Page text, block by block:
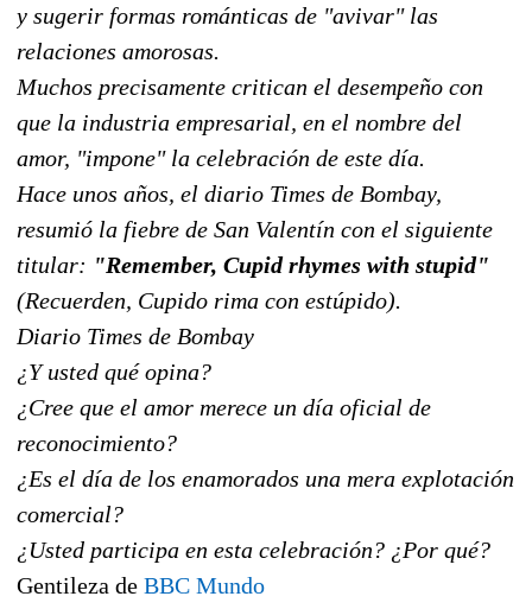
y sugerir formas románticas de "avivar" las
relaciones amorosas.
Muchos precisamente critican el desempeño con
que la industria empresarial, en el nombre del
amor, "impone" la celebración de este día.
Hace unos años, el diario Times de Bombay,
resumió la fiebre de San Valentín con el siguiente
titular: "Remember, Cupid rhymes with stupid"
(Recuerden, Cupido rima con estúpido).
Diario Times de Bombay
¿Y usted qué opina?
¿Cree que el amor merece un día oficial de
reconocimiento?
¿Es el día de los enamorados una mera explotación
comercial?
¿Usted participa en esta celebración? ¿Por qué?
Gentileza de BBC Mundo